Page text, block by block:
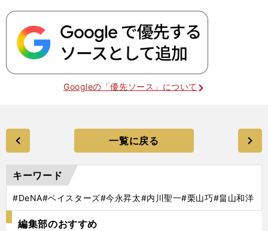
Googleの「優先ソース」について
一覧に戻る
キーワード
#DeNA#ベイスターズ#今永昇太#内川聖一#栗山巧#畠山和洋
編集部のおすすめ